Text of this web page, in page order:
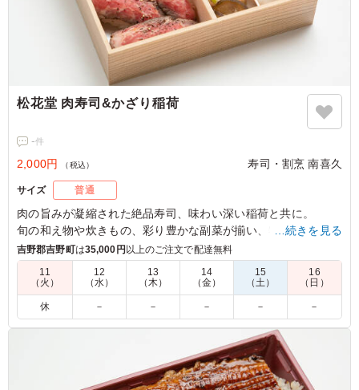
松花堂 肉寿司&かざり稲荷
-件
2,000円 （税込） 寿司・割烹 南喜久
サイズ 普通
肉の旨みが凝縮された絶品寿司、味わい深い稲荷と共に。
旬の和え物や炊きもの、彩り豊かな副菜が揃い、特別なひとと
きを演出します。
…続きを見る
吉野郡吉野町は35,000円 以上のご注文で配達無料
11
（火）
12
（水）
13
（木）
14
（金）
15
（土）
16
（日）
休 － － － － －